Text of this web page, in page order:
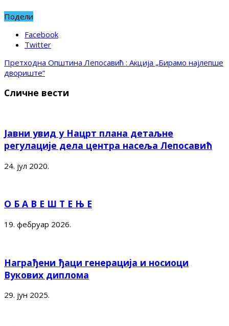
Подели
Facebook
Twitter
Претходна Општина Лепосавић : Акција „Бирамо најлепше
двориште“
Сличне вести
Јавни увид у Нацрт плана детаљне
регулације дела центра насеља Лепосавић
24. јул 2020.
О Б А В Е Ш Т Е Њ Е
19. фебруар 2026.
Награђени ђаци генерација и носиоци
Вукових диплома
29. јун 2025.